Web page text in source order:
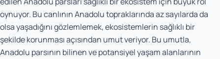
oynuyor. Bu canlının Anadolu topraklarında az sayılarda da
olsa yaşadığını gözlemlemek, ekosistemlerin sağlıklı bir
şekilde korunması açısından umut veriyor. Bu umutla,
Anadolu parsının bilinen ve potansiyel yaşam alanlarının